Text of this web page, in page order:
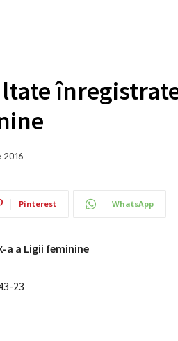
2016
Pinterest WhatsApp
a a Ligii feminine
23